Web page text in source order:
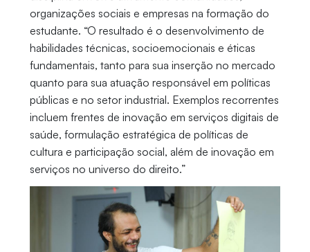
organizações sociais e empresas na formação do
estudante. “O resultado é o desenvolvimento de
habilidades técnicas, socioemocionais e éticas
fundamentais, tanto para sua inserção no mercado
quanto para sua atuação responsável em políticas
públicas e no setor industrial. Exemplos recorrentes
incluem frentes de inovação em serviços digitais de
saúde, formulação estratégica de políticas de
cultura e participação social, além de inovação em
serviços no universo do direito.”